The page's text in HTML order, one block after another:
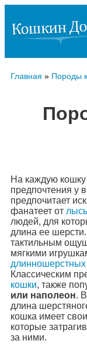
Главная » Породы
На каждую кошку
предпочтения у
предпочитает
фанатеет от
людей, для
длина ее шерсти.
тактильным
мягкими
длинношерстных
Классическим
кошки, также
или наполеон.
длина
кошка имеет
которые
за ними.